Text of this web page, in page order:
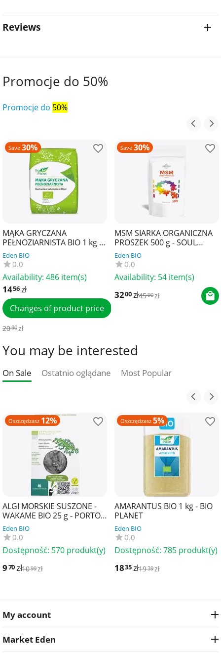
Reviews
Promocje do 50%
Promocje do 50%
Save 30%
MĄKA GRYCZANA
PEŁNOZIARNISTA BIO 1 kg -
BIO PLANET
Eden BIO
0.0
Availability: 486 item(s)
1456zł
Changes of product price
2090zł
Save 30%
MSM SIARKA ORGANICZNA
PROSZEK 500 g - SOUL
FARM
Eden BIO
0.0
Availability: 54 item(s)
3200zł4590zł
You may be interested
On Sale Ostatnio oglądane Most Popular
Oszczędzasz 12%
ALGI MORSKIE SUSZONE -
WAKAME BIO 25 g - PORTO
MUINOS
Eden BIO
0.0
Dostępność: 570 produkt(y)
970zł1099zł
Oszczędzasz 5%
AMARANTUS BIO 1 kg - BIO
PLANET
Eden BIO
0.0
Dostępność: 785 produkt(y)
1835zł1939zł
My account
Market Eden